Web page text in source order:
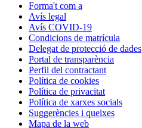
Forma't com a
Avís legal
Avís COVID-19
Condicions de matrícula
Delegat de protecció de dades
Portal de transparència
Perfil del contractant
Política de cookies
Política de privacitat
Política de xarxes socials
Suggerències i queixes
Mapa de la web